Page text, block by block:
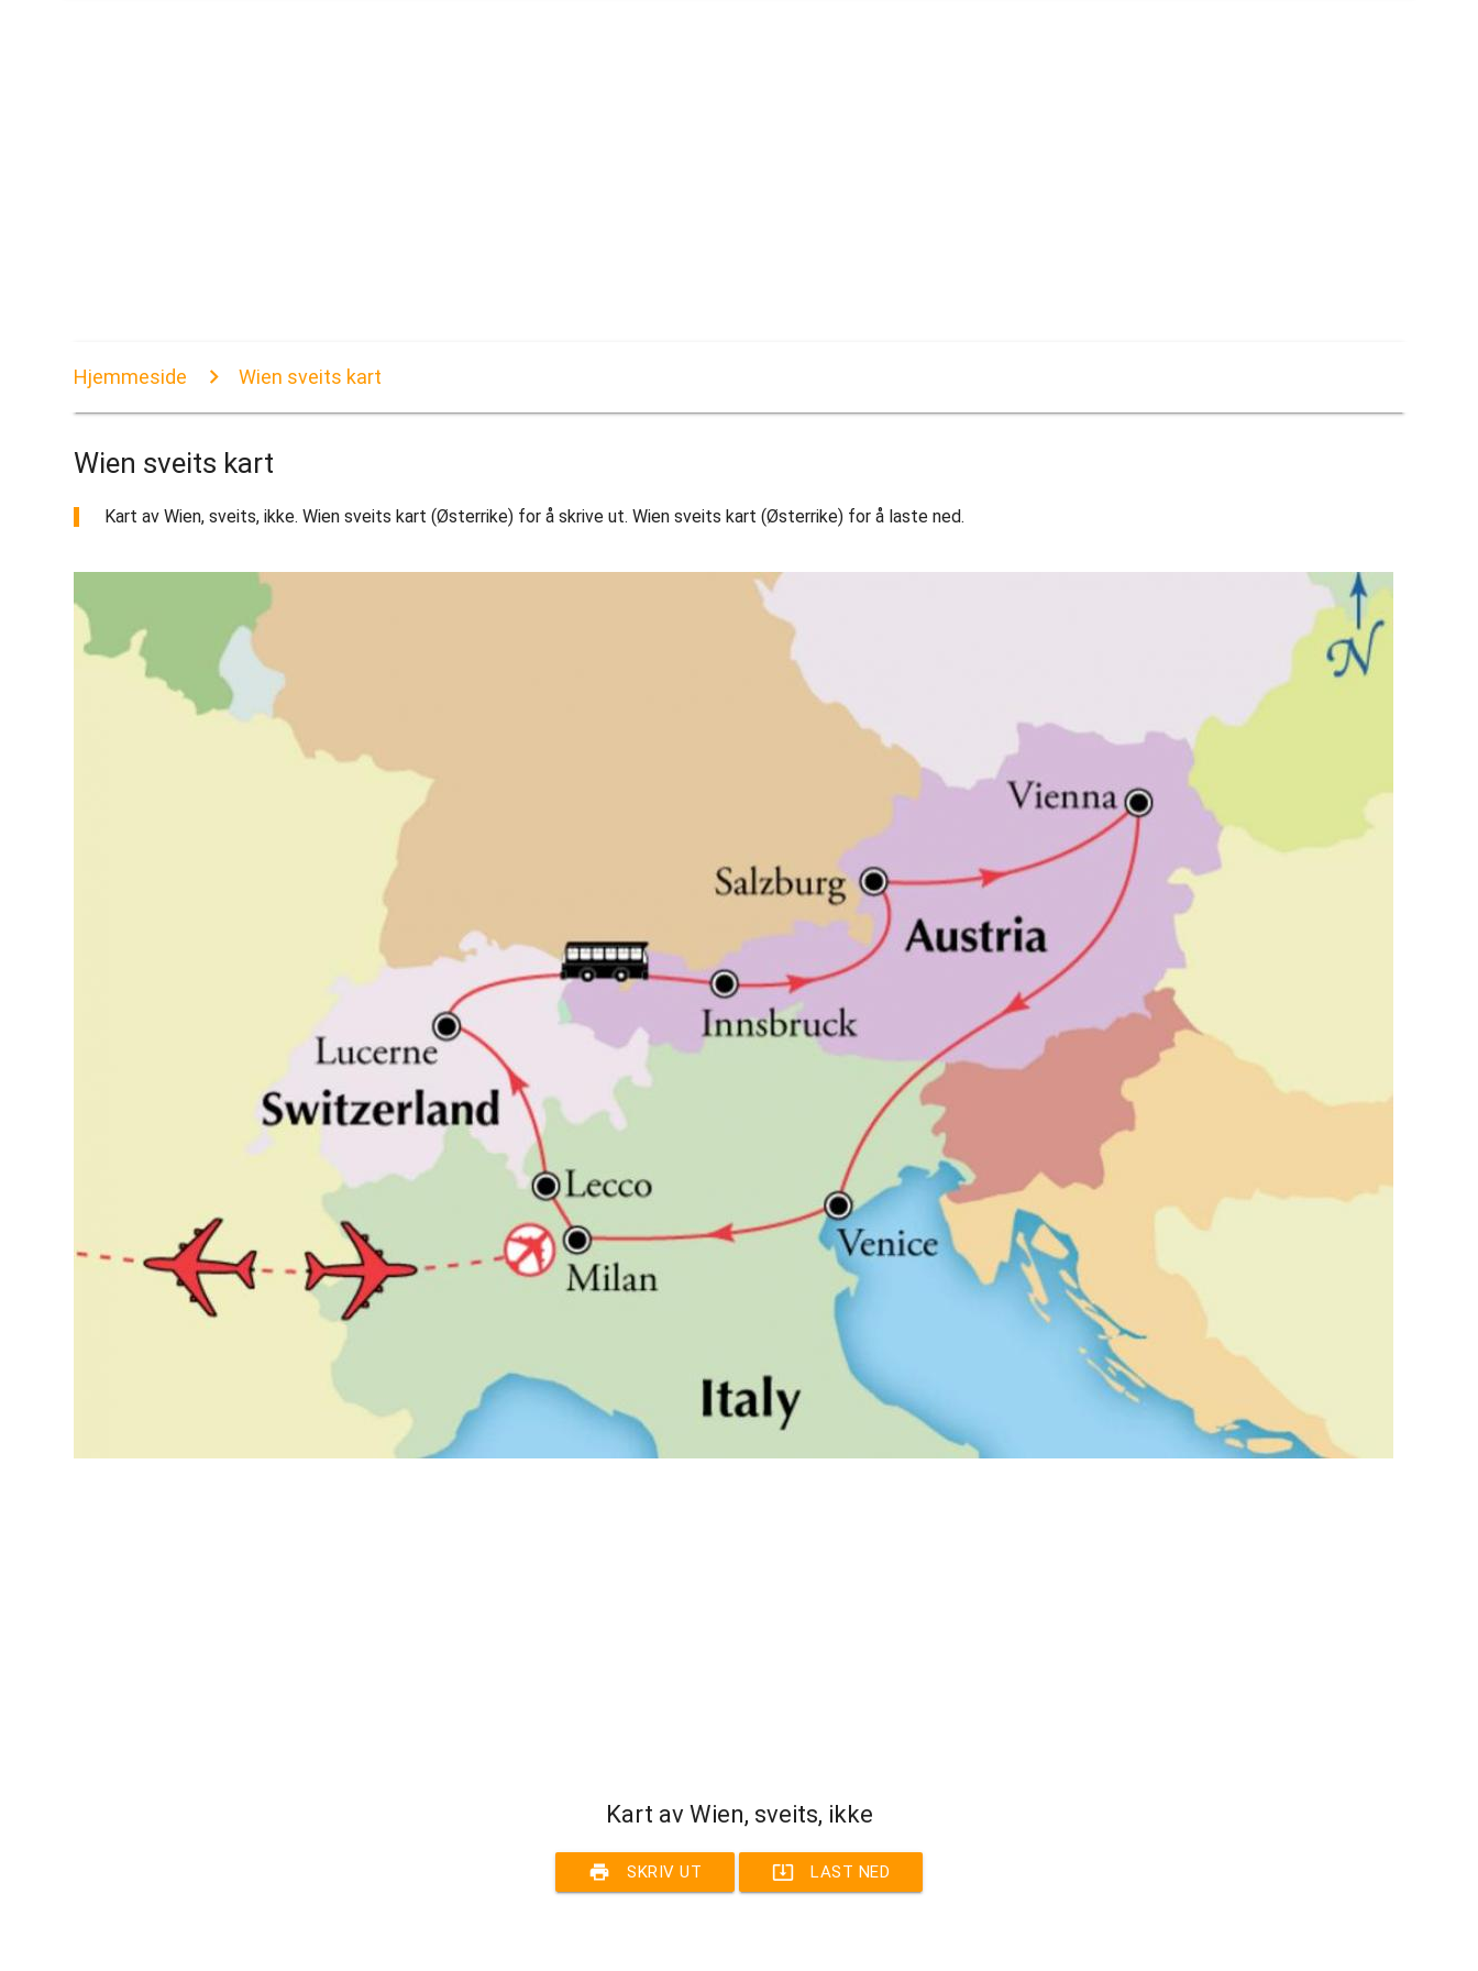
Hjemmeside Wien sveits kart
Wien sveits kart
Kart av Wien, sveits, ikke. Wien sveits kart (Østerrike) for å skrive ut. Wien sveits kart (Østerrike) for å laste ned.
Kart av Wien, sveits, ikke
print SKRIV UT system_update_alt LAST NED